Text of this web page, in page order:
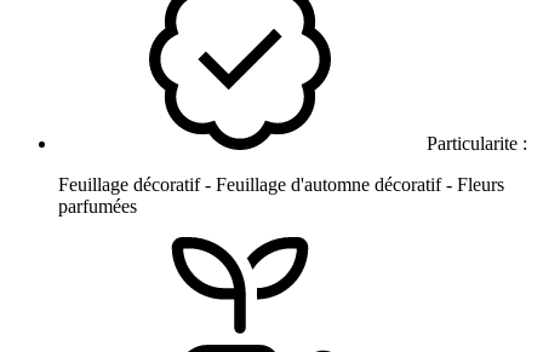
Particularite :
Feuillage décoratif - Feuillage d'automne décoratif - Fleurs
parfumées